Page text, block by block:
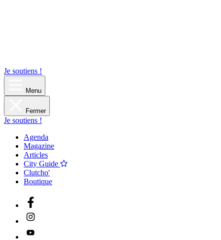
Je soutiens !
Menu
Fermer
Je soutiens !
Agenda
Magazine
Articles
City Guide
Clutcho'
Boutique